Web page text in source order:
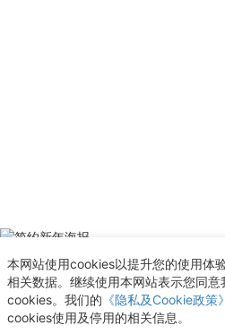
使用模板
简约新年海报
新增至“收藏夹”
查看
本网站使用cookies以提升您的使用体
相关数据。继续使用本网站表示您同意
cookies。我们的 《隐私及Cookie政策》
cookies使用及停用的相关信息。